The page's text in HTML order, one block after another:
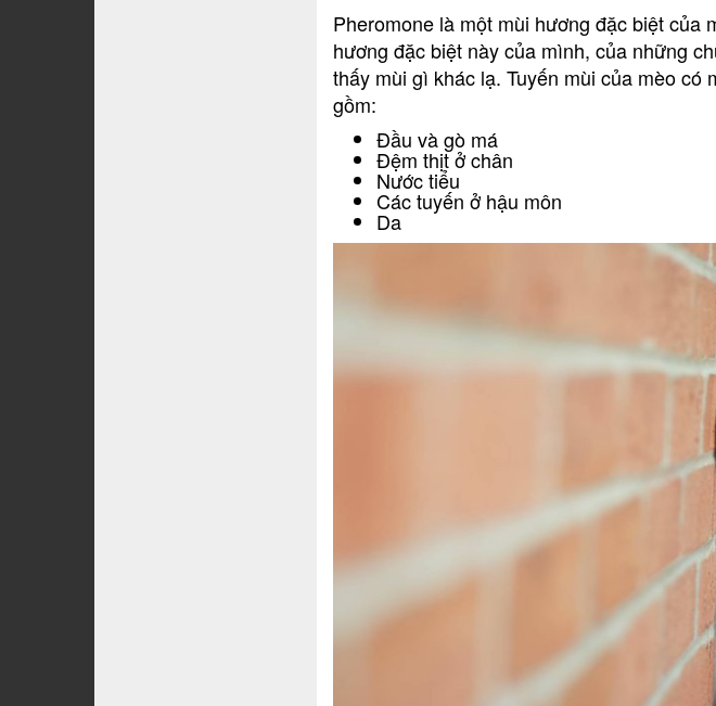
Pheromone là một mùi hương đặc biệt của
hương đặc biệt này của mình, của những
thấy mùi gì khác lạ. Tuyến mùi của mèo có
gồm:
Đầu và gò má
Đệm thịt ở chân
Nước tiểu
Các tuyến ở hậu môn
Da